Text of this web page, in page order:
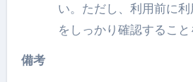
い。ただし、利用前に
をしっかり確認すること
備考